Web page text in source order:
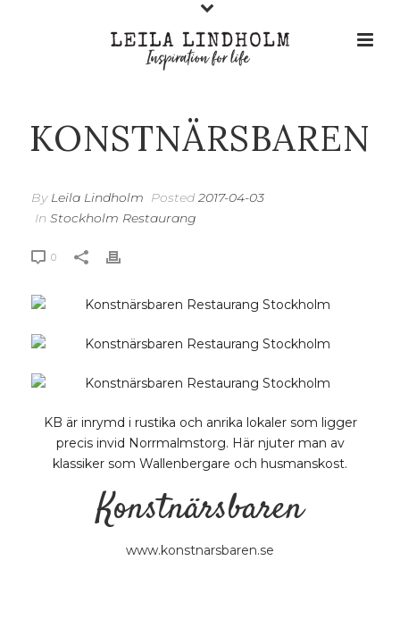
KONSTNÄRSBAREN
By Leila Lindholm Posted 2017-04-03
In Stockholm Restaurang
0
KB är inrymd i rustika och anrika lokaler som ligger
precis invid Norrmalmstorg. Här njuter man av
klassiker som Wallenbergare och husmanskost.
Konstnärsbaren
www.konstnarsbaren.se